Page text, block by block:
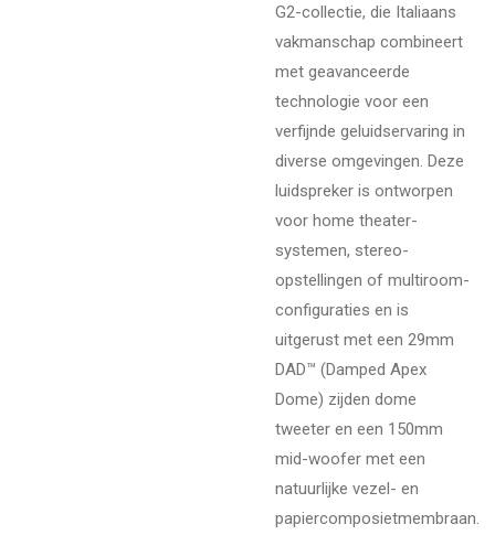
G2-collectie, die Italiaans
vakmanschap combineert
met geavanceerde
technologie voor een
verfijnde geluidservaring in
diverse omgevingen. Deze
luidspreker is ontworpen
voor home theater-
systemen, stereo-
opstellingen of multiroom-
configuraties en is
uitgerust met een 29mm
DAD™ (Damped Apex
Dome) zijden dome
tweeter en een 150mm
mid-woofer met een
natuurlijke vezel- en
papiercomposietmembraan.